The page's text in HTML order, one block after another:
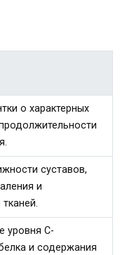
о характерных
суставов,
и
уровня С-
и содержания